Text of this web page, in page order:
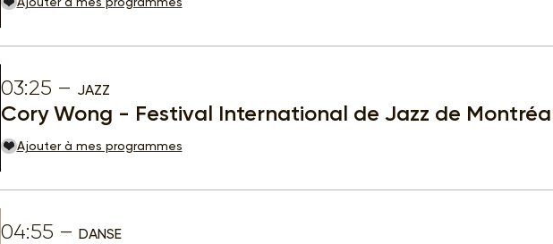
03:25 JAZZ
Cory Wong - Festival International de Jazz de
Ajouter à mes programmes
04:55 DANSE